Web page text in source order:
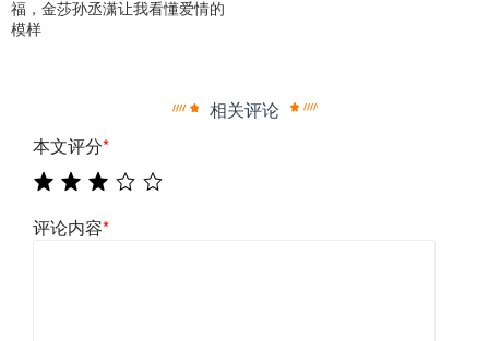
福，金莎孙丞潇让我看懂爱情的
模样
相关评论
本文评分*
评论内容*